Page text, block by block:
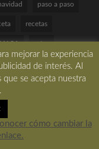
paso a paso
recetas
setas
sin lactosa TARTA
VINAGRETA yogur
por LBM Diseño Web
mejorar la experiencia
de interés. Al
se acepta nuestra
cómo cambiar la